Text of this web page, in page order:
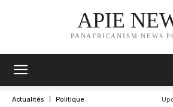
APIE
PANAFRICANISM NEWS
Actualités Politique